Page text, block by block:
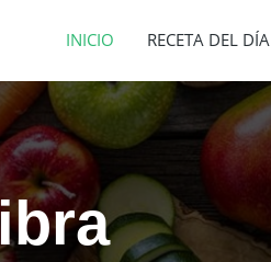
INICIO RECETA DEL DÍA